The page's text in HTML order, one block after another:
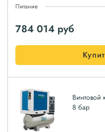
Питание
784 014 руб
Винтовой
8 бар